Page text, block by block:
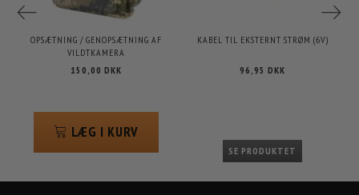
OPSÆTNING / GENOPSÆTNING AF
VILDTKAMERA
150,00 DKK
LÆG I KURV
KABEL TIL EKSTERNT STRØM (6V)
96,95 DKK
SE PRODUKTET